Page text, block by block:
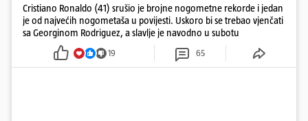
Cristiano Ronaldo (41) srušio je brojne nogometne rekorde i jedan
je od najvećih nogometaša u povijesti. Uskoro bi se trebao vjenčati
sa Georginom Rodriguez, a slavlje je navodno u subotu
19 65